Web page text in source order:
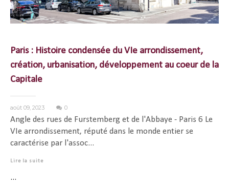
Paris : Histoire condensée du VIe arrondissement,
création, urbanisation, développement au coeur de la
Capitale
août 09, 2023 0
Angle des rues de Furstemberg et de l'Abbaye - Paris 6 Le
VIe arrondissement, réputé dans le monde entier se
caractérise par l'assoc...
Lire la suite
...